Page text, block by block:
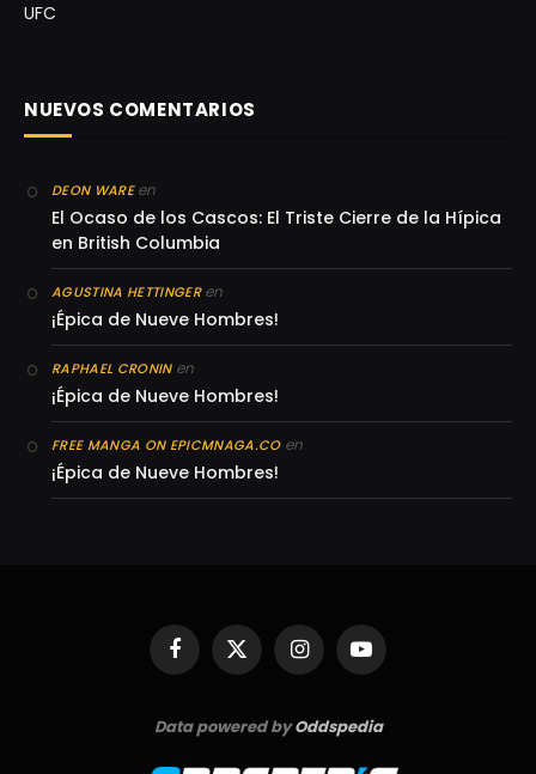
UFC
NUEVOS COMENTARIOS
DEON WAREen
El Ocaso de los Cascos: El Triste Cierre de la Hípica
en British Columbia
AGUSTINA HETTINGERen
¡Épica de Nueve Hombres!
RAPHAEL CRONINen
¡Épica de Nueve Hombres!
FREE MANGA ON EPICMNAGA.COen
¡Épica de Nueve Hombres!
Facebook
X
(Twitter)
InstagramYouTube
Data powered byOddspedia